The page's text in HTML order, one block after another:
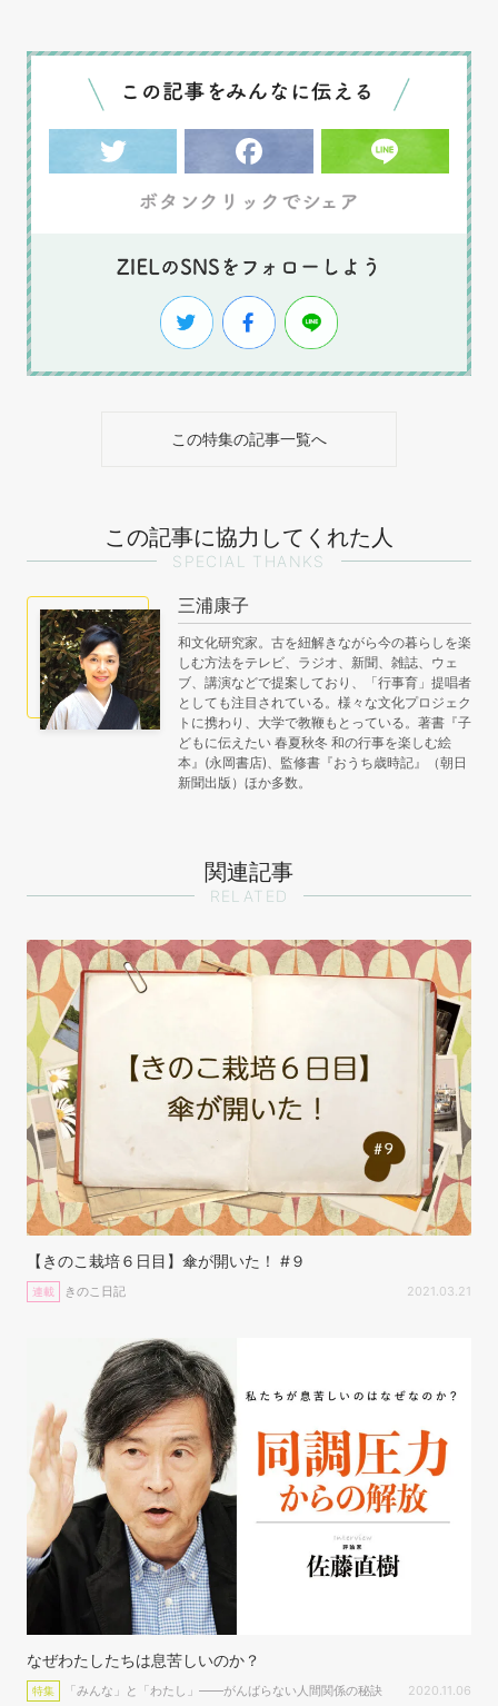
この特集の記事一覧へ
この記事に協力してくれた人
SPECIAL THANKS
三浦康子
和文化研究家。古を紐解きながら今の暮らしを楽
しむ方法をテレビ、ラジオ、新聞、雑誌、ウェ
ブ、講演などで提案しており、「行事育」提唱者
としても注目されている。様々な文化プロジェク
トに携わり、大学で教鞭もとっている。著書『子
どもに伝えたい 春夏秋冬 和の行事を楽しむ絵
本』(永岡書店)、監修書『おうち歳時記』（朝日
新聞出版）ほか多数。
関連記事
RELATED
【きのこ栽培６日目】傘が開いた！ #９
連載 きのこ日記 2021.03.21
なぜわたしたちは息苦しいのか？
特集 「みんな」と「わたし」――がんばらない人間関係の秘訣 2020.11.06